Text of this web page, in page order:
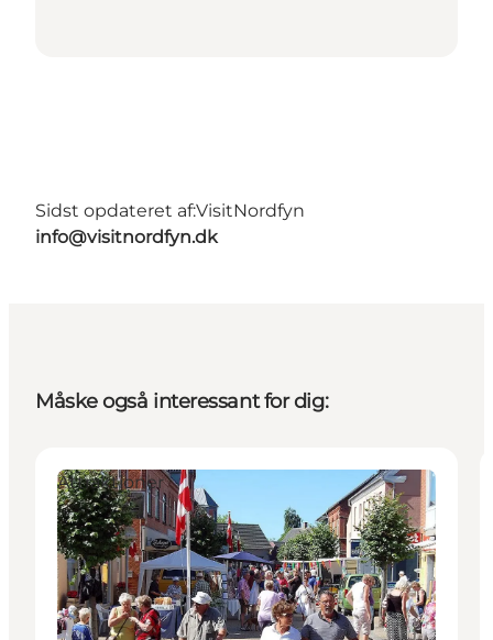
Sidst opdateret af:VisitNordfyn
info@visitnordfyn.dk
Måske også interessant for dig:
Attraktioner